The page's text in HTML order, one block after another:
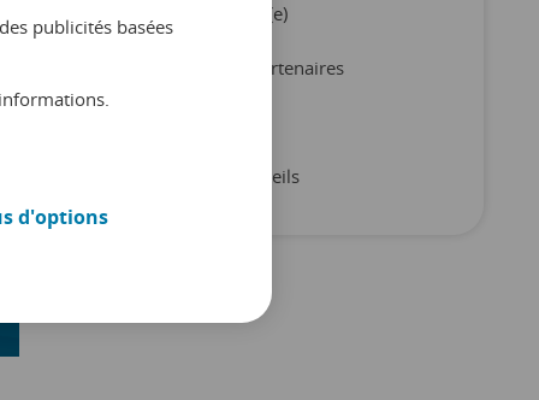
Non classifié(e)
Produit et partenaires
Trucs et conseils
publicités basées
d'options